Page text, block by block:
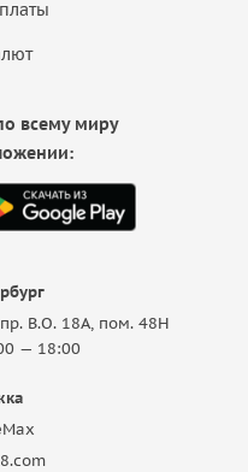
В.О. 18A, пом. 48Н
— 18:00
Max
всему миру